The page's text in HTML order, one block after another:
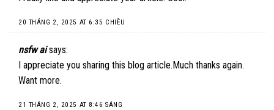
20 THÁNG 2, 2025 AT 6:35 CHIỀU
nsfw ai says:
I appreciate you sharing this blog article.Much thanks again.
Want more.
21 THÁNG 2, 2025 AT 8:46 SÁNG